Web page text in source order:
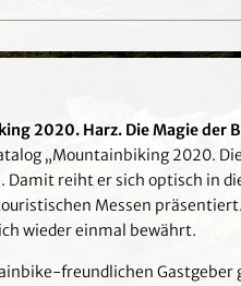
2020. Harz. Die Magie der
„Mountainbiking 2020.
Damit reiht er sich optisch in
Messen
wieder einmal bewährt.
freundlichen